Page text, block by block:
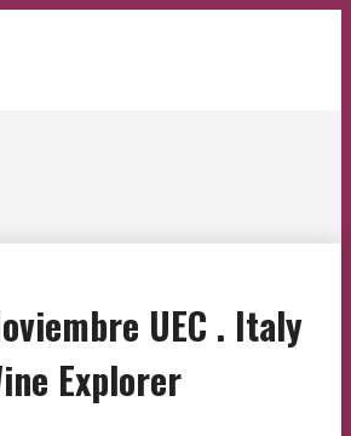
UEC . Italy
Explorer